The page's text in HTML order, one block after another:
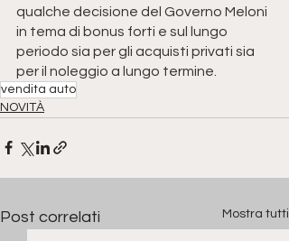
qualche decisione del Governo Meloni
in tema di bonus forti e sul lungo
periodo sia per gli acquisti privati sia
per il noleggio a lungo termine.
vendita auto
NOVITÀ
Post correlati Mostra tutti